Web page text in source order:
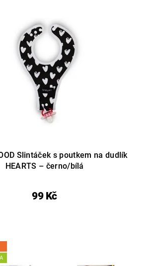
Slintáček s poutkem na dudlík
HEARTS – černo/bílá
99 Kč